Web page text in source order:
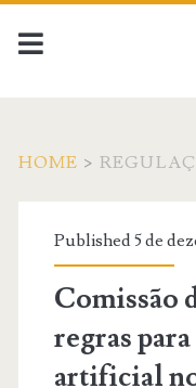
HOME >
Published 5 de
Comissão
regras
artificial